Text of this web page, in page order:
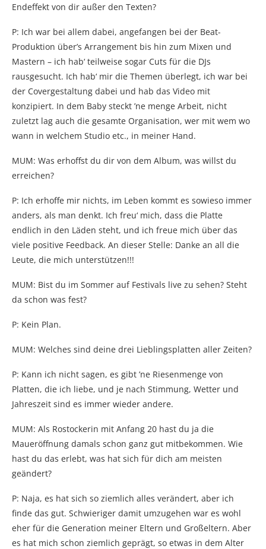
Endeffekt von dir außer den Texten?
P: Ich war bei allem dabei, angefangen bei der Beat-
Produktion über’s Arrangement bis hin zum Mixen und
Mastern – ich hab‘ teilweise sogar Cuts für die DJs
rausgesucht. Ich hab‘ mir die Themen überlegt, ich war bei
der Covergestaltung dabei und hab das Video mit
konzipiert. In dem Baby steckt ’ne menge Arbeit, nicht
zuletzt lag auch die gesamte Organisation, wer mit wem wo
wann in welchem Studio etc., in meiner Hand.
MUM: Was erhoffst du dir von dem Album, was willst du
erreichen?
P: Ich erhoffe mir nichts, im Leben kommt es sowieso immer
anders, als man denkt. Ich freu‘ mich, dass die Platte
endlich in den Läden steht, und ich freue mich über das
viele positive Feedback. An dieser Stelle: Danke an all die
Leute, die mich unterstützen!!!
MUM: Bist du im Sommer auf Festivals live zu sehen? Steht
da schon was fest?
P: Kein Plan.
MUM: Welches sind deine drei Lieblingsplatten aller Zeiten?
P: Kann ich nicht sagen, es gibt ’ne Riesenmenge von
Platten, die ich liebe, und je nach Stimmung, Wetter und
Jahreszeit sind es immer wieder andere.
MUM: Als Rostockerin mit Anfang 20 hast du ja die
Maueröffnung damals schon ganz gut mitbekommen. Wie
hast du das erlebt, was hat sich für dich am meisten
geändert?
P: Naja, es hat sich so ziemlich alles verändert, aber ich
finde das gut. Schwieriger damit umzugehen war es wohl
eher für die Generation meiner Eltern und Großeltern. Aber
es hat mich schon ziemlich geprägt, so etwas in dem Alter